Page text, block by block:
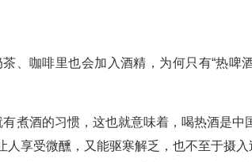
、咖啡里也会加入酒精，为何只有“热啤
煮酒的习惯，这也就意味着，喝热酒是中
享受微醺，又能驱寒解乏，也不至于摄